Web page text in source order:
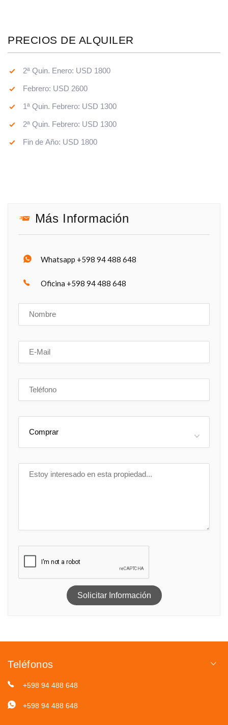
PRECIOS DE ALQUILER
2ª Quin. Enero: USD 1800
Febrero: USD 2600
1ª Quin. Febrero: USD 1300
2ª Quin. Febrero: USD 1300
Fin de Año: USD 1800
Más Información
Whatsapp +598 94 488 648
Oficina +598 94 488 648
Comprar
Solicitar Información
Teléfonos
+598 94 488 648
+598 94 488 648